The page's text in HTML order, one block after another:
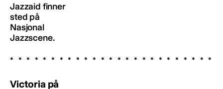
Jazzaid finner
sted på
Nasjonal
Jazzscene.
Victoria på